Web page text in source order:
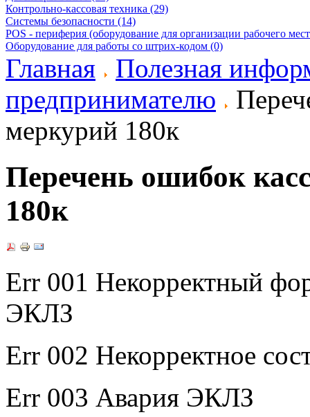
Контрольно-кассовая техника (29)
Системы безопасности (14)
POS - периферия (оборудование для организации рабочего
Оборудование для работы со штрих-кодом (0)
Главная
Полезная
предпринимателю
меркурий 180к
Перечень ошибок
180к
Err 001 Некорректный
ЭКЛЗ
Err 002 Некорректное
Err 003 Авария ЭКЛЗ